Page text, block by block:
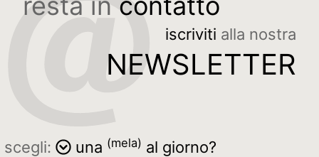
iscriviti alla nostra
NEWSLETTER
scegli: una (mela) al giorno?